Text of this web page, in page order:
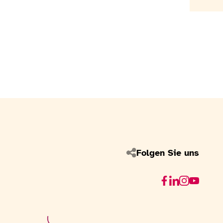
Folgen Sie uns
Facebook
Linkedin
Instagram
Youtube